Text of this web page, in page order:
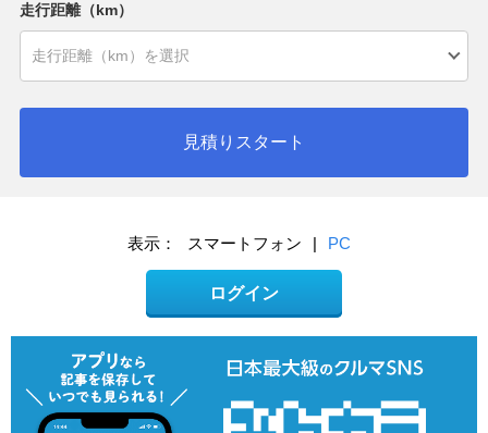
走行距離（km）
見積りスタート
表示： スマートフォン | PC
ログイン